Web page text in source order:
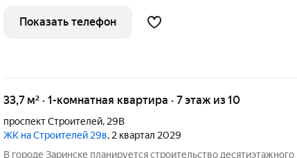
этаже. Входы в подъезды расположат со стороны двора, а в
нежилые помещения с
Показать телефон
33,7 м² · 1-комнатная квартира · 7 этаж из 10
проспект Строителей, 29В
ЖК на Строителей 29в, 2 квартал 2029
В городе Заринске планируется строительство десятиэтажного